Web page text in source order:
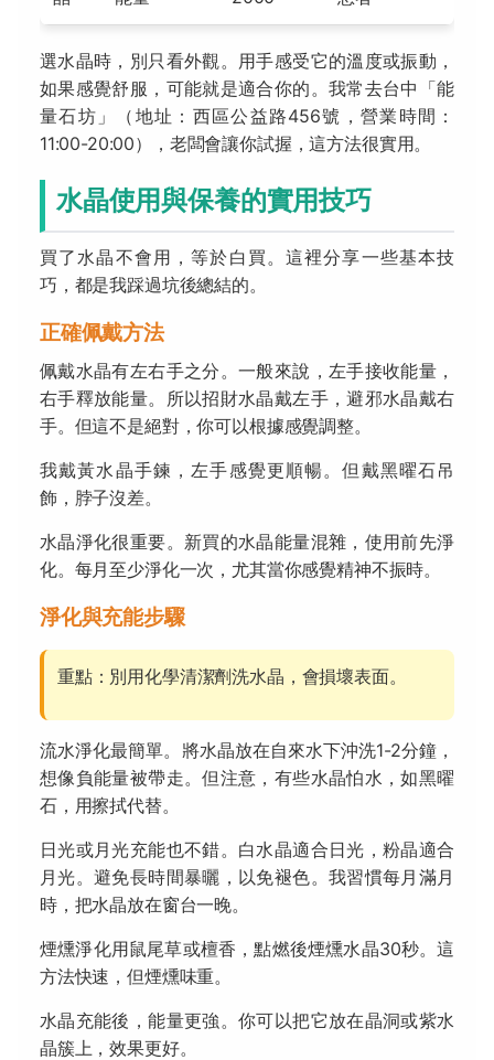
選水晶時，別只看外觀。用手感受它的溫度或振動，
如果感覺舒服，可能就是適合你的。我常去台中「能
量石坊」（地址：西區公益路456號，營業時間：
11:00-20:00），老闆會讓你試握，這方法很實用。
水晶使用與保養的實用技巧
買了水晶不會用，等於白買。這裡分享一些基本技
巧，都是我踩過坑後總結的。
正確佩戴方法
佩戴水晶有左右手之分。一般來說，左手接收能量，
右手釋放能量。所以招財水晶戴左手，避邪水晶戴右
手。但這不是絕對，你可以根據感覺調整。
我戴黃水晶手鍊，左手感覺更順暢。但戴黑曜石吊
飾，脖子沒差。
水晶淨化很重要。新買的水晶能量混雜，使用前先淨
化。每月至少淨化一次，尤其當你感覺精神不振時。
淨化與充能步驟
重點：別用化學清潔劑洗水晶，會損壞表面。
流水淨化最簡單。將水晶放在自來水下沖洗1-2分鐘，
想像負能量被帶走。但注意，有些水晶怕水，如黑曜
石，用擦拭代替。
日光或月光充能也不錯。白水晶適合日光，粉晶適合
月光。避免長時間暴曬，以免褪色。我習慣每月滿月
時，把水晶放在窗台一晚。
煙燻淨化用鼠尾草或檀香，點燃後煙燻水晶30秒。這
方法快速，但煙燻味重。
水晶充能後，能量更強。你可以把它放在晶洞或紫水
晶簇上，效果更好。